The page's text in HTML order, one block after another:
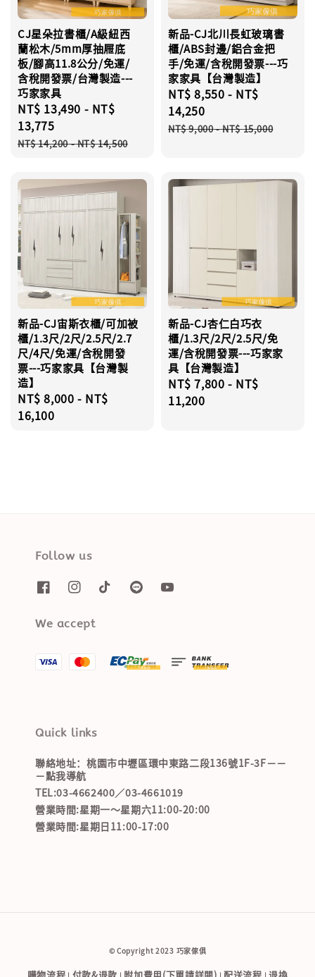
CJ星朵拉書櫃/A級紐西
蘭松木/5mm厚抽屜底
板/腳高11.8公分/免運/
含稅開發票/台灣製造---
巧家家具
Sale
price
NT$ 13,490 - NT$
13,775
Regular
NT$ 14,200-NT$ 14,500
新品-CJ北川長虹玻璃書
櫃/ABS封邊/鋁合金把
手/免運/含稅開發票---巧
家家具【台灣製造】
Sale
price
NT$ 8,550 - NT$
14,250
Regular
NT$ 9,000-NT$ 15,000
新品-CJ宙斯衣櫃/可加被
櫃/1.3尺/2尺/2.5尺/2.7
尺/4尺/免運/含稅開發
票---巧家家具【台灣製
造】
Regular
price
NT$ 8,000 - NT$
16,100
新品-CJ杏仁白巧衣
櫃/1.3尺/2尺/2.5尺/免
運/含稅開發票---巧家家
具【台灣製造】
Regular
price
NT$ 7,800 - NT$
11,200
Follow us
We accept
Quick links
聯絡地址：桃園市中壢區環中東路二段136號1F-3F－－
－點我導航
TEL:03-4662400／03-4661019
營業時間:星期一～星期六11:00-20:00
營業時間:星期日11:00-17:00
© Copyright 2023 巧家傢俱